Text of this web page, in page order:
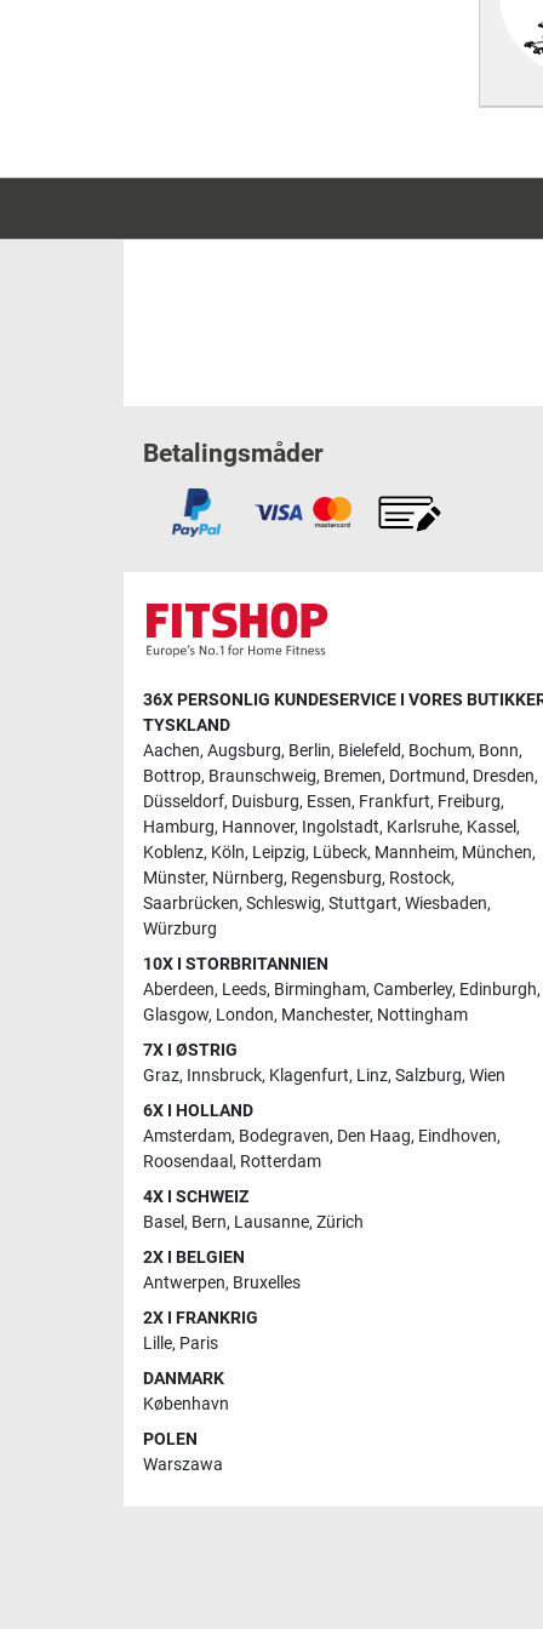
Betalingsmåder
36X PERSONLIG KUNDESERVICE I VORES
TYSKLAND
Aachen, Augsburg, Berlin, Bielefeld, Bochum, Bonn,
Bottrop, Braunschweig, Bremen, Dortmund, Dresden,
Düsseldorf, Duisburg, Essen, Frankfurt, Freiburg,
Hamburg, Hannover, Ingolstadt, Karlsruhe, Kassel,
Koblenz, Köln, Leipzig, Lübeck, Mannheim, München,
Münster, Nürnberg, Regensburg, Rostock,
Saarbrücken, Schleswig, Stuttgart, Wiesbaden,
Würzburg
10X I STORBRITANNIEN
Aberdeen, Leeds, Birmingham, Camberley, Edinburgh,
Glasgow, London, Manchester, Nottingham
7X I ØSTRIG
Graz, Innsbruck, Klagenfurt, Linz, Salzburg, Wien
6X I HOLLAND
Amsterdam, Bodegraven, Den Haag, Eindhoven,
Roosendaal , Rotterdam
4X I SCHWEIZ
Basel, Bern, Lausanne, Zürich
2X I BELGIEN
Antwerpen, Bruxelles
2X I FRANKRIG
Lille, Paris
DANMARK
København
POLEN
Warszawa